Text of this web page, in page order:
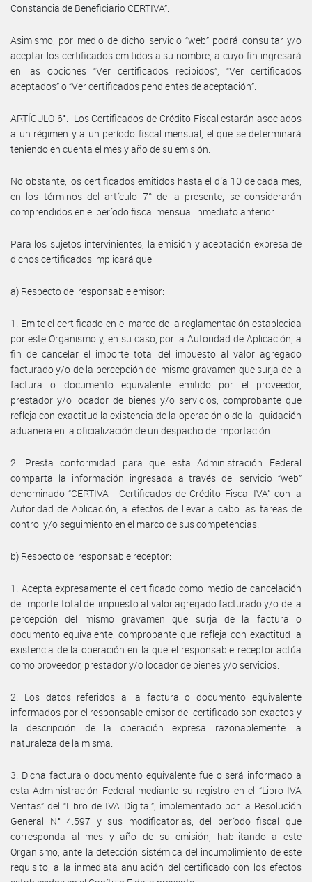
Constancia de Beneficiario CERTIVA”.
Asimismo, por medio de dicho servicio “web” podrá consultar y/o
aceptar los certificados emitidos a su nombre, a cuyo fin ingresará
en las opciones “Ver certificados recibidos”, “Ver certificados
aceptados” o “Ver certificados pendientes de aceptación”.
ARTÍCULO 6°.- Los Certificados de Crédito Fiscal estarán asociados
a un régimen y a un período fiscal mensual, el que se determinará
teniendo en cuenta el mes y año de su emisión.
No obstante, los certificados emitidos hasta el día 10 de cada mes,
en los términos del artículo 7° de la presente, se considerarán
comprendidos en el período fiscal mensual inmediato anterior.
Para los sujetos intervinientes, la emisión y aceptación expresa de
dichos certificados implicará que:
a) Respecto del responsable emisor:
1. Emite el certificado en el marco de la reglamentación establecida
por este Organismo y, en su caso, por la Autoridad de Aplicación, a
fin de cancelar el importe total del impuesto al valor agregado
facturado y/o de la percepción del mismo gravamen que surja de la
factura o documento equivalente emitido por el proveedor,
prestador y/o locador de bienes y/o servicios, comprobante que
refleja con exactitud la existencia de la operación o de la liquidación
aduanera en la oficialización de un despacho de importación.
2. Presta conformidad para que esta Administración Federal
comparta la información ingresada a través del servicio “web”
denominado “CERTIVA - Certificados de Crédito Fiscal IVA” con la
Autoridad de Aplicación, a efectos de llevar a cabo las tareas de
control y/o seguimiento en el marco de sus competencias.
b) Respecto del responsable receptor:
1. Acepta expresamente el certificado como medio de cancelación
del importe total del impuesto al valor agregado facturado y/o de la
percepción del mismo gravamen que surja de la factura o
documento equivalente, comprobante que refleja con exactitud la
existencia de la operación en la que el responsable receptor actúa
como proveedor, prestador y/o locador de bienes y/o servicios.
2. Los datos referidos a la factura o documento equivalente
informados por el responsable emisor del certificado son exactos y
la descripción de la operación expresa razonablemente la
naturaleza de la misma.
3. Dicha factura o documento equivalente fue o será informado a
esta Administración Federal mediante su registro en el “Libro IVA
Ventas” del “Libro de IVA Digital”, implementado por la Resolución
General N° 4.597 y sus modificatorias, del período fiscal que
corresponda al mes y año de su emisión, habilitando a este
Organismo, ante la detección sistémica del incumplimiento de este
requisito, a la inmediata anulación del certificado con los efectos